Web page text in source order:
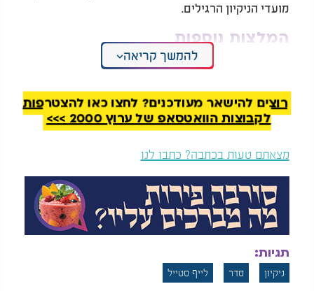
מועדי הניקיון הרגילים.
המלצות נוספות
13 שילובי מזון מבריקים
- שיכולים לשנות את כל
מה שחשבתם על ירידה
במשקל
מחקר חדש חושף:
העבודה מהמשרד
עלולה לכבות שריר
מרכזי בגוף
הצעד השלישי הוא רענון של המגבות והמצעים. מומלץ
לכבס את כל מגבות הבית, שטיחי האמבטיה ולפחות סט
אחד של מצעים. מדובר בפעולה פשוטה יחסית שיוצרת
תחושת רעננות מיידית בכל הבית.
זו גם הזדמנות טובה לבדוק אילו מגבות כבר התבלו
להמשך קריאה
רוצים להישאר מעודכנים? לחצו כאן להצטרפות
לקבוצות הוואטסאפ של ערוץ 2000 >>>
מצאתם טעות בכתבה? כתבו לנו
תגיות:
ניקיון סדר לייף סטייל